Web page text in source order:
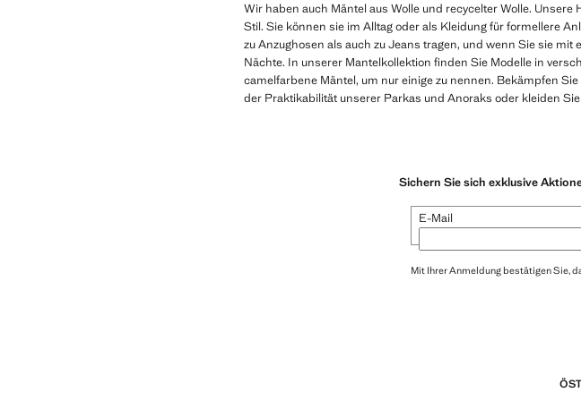
Wir haben auch Mäntel aus Wolle und recycelter Wolle.
Stil. Sie können sie im Alltag oder als Kleidung für formellere
zu Anzughosen als auch zu Jeans tragen, und wenn Sie sie
Nächte. In unserer Mantelkollektion finden Sie Modelle in
camelfarbene Mäntel, um nur einige zu nennen. Bekämpfen
der Praktikabilität unserer Parkas und Anoraks oder kleiden
Sichern Sie sich exklusive
E-Mail
Mit Ihrer Anmeldung bestätigen Sie,